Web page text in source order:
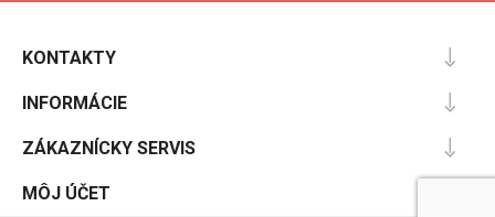
KONTAKTY
INFORMÁCIE
ZÁKAZNÍCKY SERVIS
MÔJ ÚČET